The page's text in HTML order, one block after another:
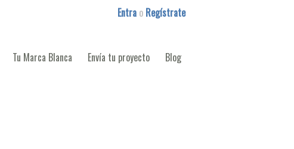
Entra o Regístrate
Tu Marca Blanca Envía tu proyecto Blog